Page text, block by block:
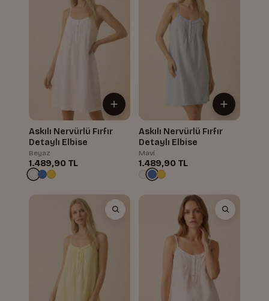
Askılı Nervürlü Fırfır
Detaylı Elbise
Beyaz
1.489,90 TL
Askılı Nervürlü Fırfır
Detaylı Elbise
Mavi
1.489,90 TL